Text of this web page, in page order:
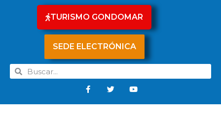
TURISMO GONDOMAR
SEDE ELECTRÓNICA